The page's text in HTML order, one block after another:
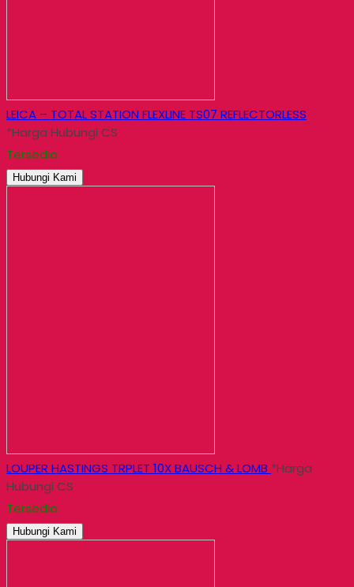
LEICA – TOTAL STATION FLEXLINE TS07 REFLECTORLESS
*Harga Hubungi CS
Tersedia
Hubungi Kami
LOUPER HASTINGS TRPLET 10X BAUSCH & LOMB *Harga
Hubungi CS
Tersedia
Hubungi Kami